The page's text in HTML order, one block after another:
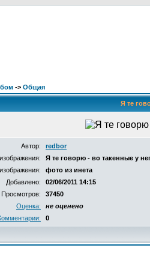
-> Общая
Я те
Автор:
redbor
Я те говорю - во такенные у
фото из инета
Добавлено:
02/06/2011 14:15
Просмотров:
37450
Оценка:
не оценено
0